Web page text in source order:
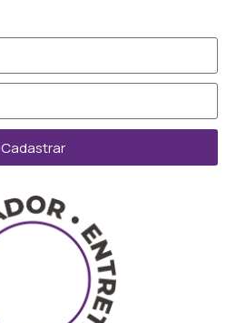
Cadastrar